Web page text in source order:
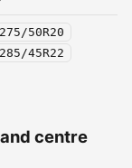
275/50R20
285/45R22
centre